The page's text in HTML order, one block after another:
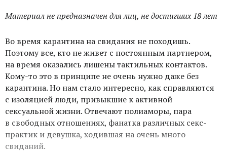
Материал не предназначен для лиц, не достигших 18 лет
Во время карантина на свидания не походишь.
Поэтому все, кто не живет с постоянным партнером,
на время оказались лишены тактильных контактов.
Кому-то это в принципе не очень нужно даже без
карантина. Но нам стало интересно, как справляются
с изоляцией люди, привыкшие к активной
сексуальной жизни. Отвечают полиаморы, пара
в свободных отношениях, фанатка различных секс-
практик и девушка, ходившая на очень много
свиданий.